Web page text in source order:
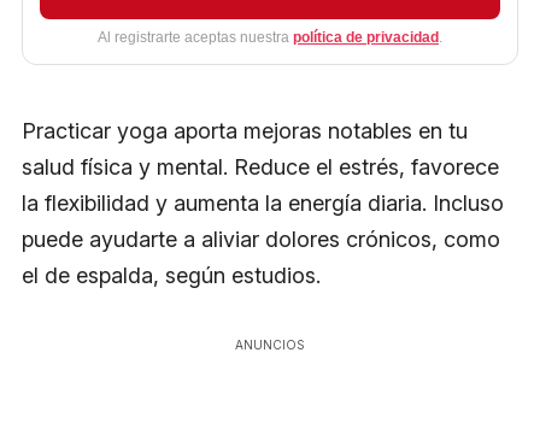
Al registrarte aceptas nuestra política de privacidad .
Practicar yoga aporta mejoras notables en tu
salud física y mental. Reduce el estrés, favorece
la flexibilidad y aumenta la energía diaria. Incluso
puede ayudarte a aliviar dolores crónicos, como
el de espalda, según estudios.
ANUNCIOS